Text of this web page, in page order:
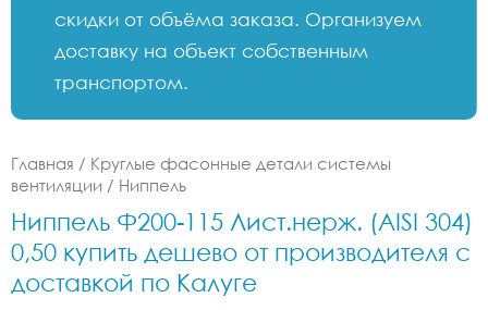
скидки от объёма заказа. Организуем
доставку на объект собственным
транспортом.
Главная / Круглые фасонные детали системы
вентиляции / Ниппель
Ниппель Ф200-115 Лист.нерж. (AISI 304)
0,50 купить дешево от производителя с
доставкой по Калуге